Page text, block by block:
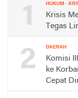
1 HUKUM -
Krisis
Tegas
2 DAERAH
Komisi
ke
Cepat